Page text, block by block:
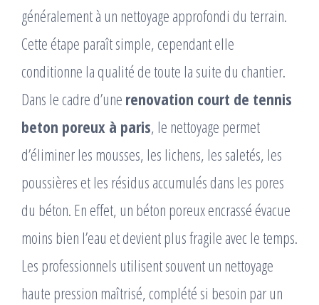
généralement à un nettoyage approfondi du terrain.
Cette étape paraît simple, cependant elle
conditionne la qualité de toute la suite du chantier.
Dans le cadre d’une renovation court de tennis
beton poreux à paris, le nettoyage permet
d’éliminer les mousses, les lichens, les saletés, les
poussières et les résidus accumulés dans les pores
du béton. En effet, un béton poreux encrassé évacue
moins bien l’eau et devient plus fragile avec le temps.
Les professionnels utilisent souvent un nettoyage
haute pression maîtrisé, complété si besoin par un